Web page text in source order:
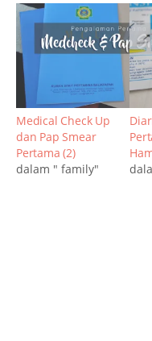
Medical Check Up
dan Pap Smear
Pertama (2)
dalam " family"